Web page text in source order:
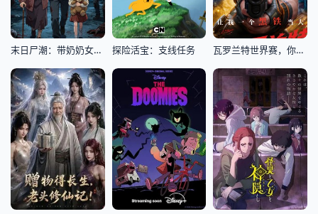
末日尸潮：带奶奶女儿绝境求生 探险活宝：支线任务 瓦罗兰特世界赛，你让我一个黑铁当大哥